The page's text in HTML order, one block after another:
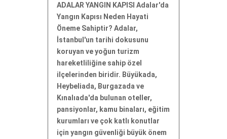
ADALAR YANGIN KAPISI Adalar'da
Yangın Kapısı Neden Hayati
Öneme Sahiptir? Adalar,
İstanbul'un tarihi dokusunu
koruyan ve yoğun turizm
hareketliliğine sahip özel
ilçelerinden biridir. Büyükada,
Heybeliada, Burgazada ve
Kınalıada'da bulunan oteller,
pansiyonlar, kamu binaları, eğitim
kurumları ve çok katlı konutlar
için yangın güvenliği büyük önem